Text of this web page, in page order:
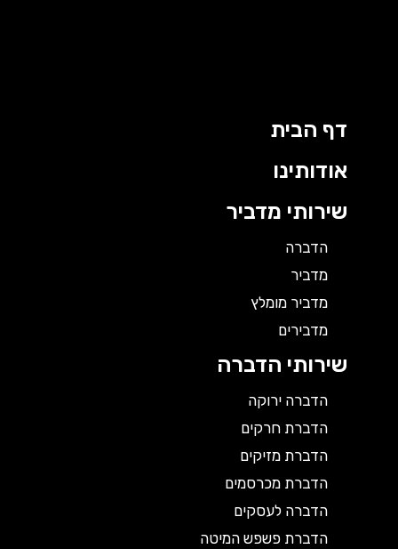
דף הבית
אודותינו
שירותי מדביר
הדברה
מדביר
מדביר מומלץ
מדבירים
שירותי הדברה
הדברה ירוקה
הדברת חרקים
הדברת מזיקים
הדברת מכרסמים
הדברה לעסקים
הדברת פשפש המיטה